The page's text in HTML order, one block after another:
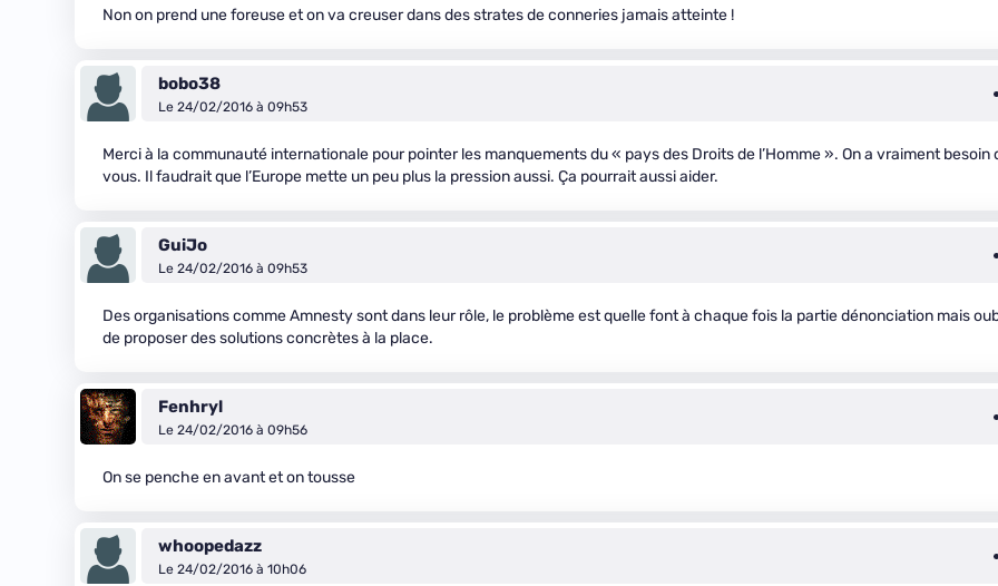
Non on prend une foreuse et on va creuser dans des strates de conneries jamais atteinte !
bobo38
Le 24/02/2016 à 09h53
Merci à la communauté internationale pour pointer les manquements du « pays des Droits de l’Homme ». On a vraiment besoin
vous. Il faudrait que l’Europe mette un peu plus la pression aussi. Ça pourrait aussi aider.
GuiJo
Le 24/02/2016 à 09h53
Des organisations comme Amnesty sont dans leur rôle, le problème est quelle font à chaque fois la partie dénonciation mais
de proposer des solutions concrètes à la place.
Fenhryl
Le 24/02/2016 à 09h56
On se penche en avant et on tousse
whoopedazz
Le 24/02/2016 à 10h06